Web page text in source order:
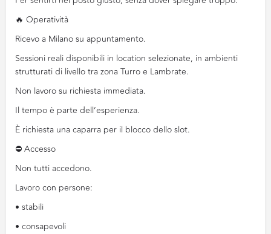
🔥 Operatività
Ricevo a Milano su appuntamento.
Sessioni reali disponibili in location selezionate, in ambienti
strutturati di livello tra zona Turro e Lambrate.
Non lavoro su richiesta immediata.
Il tempo è parte dell’esperienza.
È richiesta una caparra per il blocco dello slot.
⛔️ Accesso
Non tutti accedono.
Lavoro con persone:
• stabili
• consapevoli